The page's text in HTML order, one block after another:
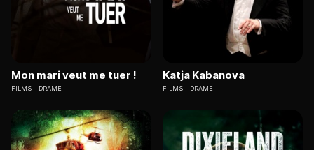
Mon mari veut me tuer !
FILMS DRAME
Katja Kabanova
FILMS DRAME